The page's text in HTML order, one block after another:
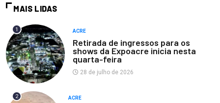
MAIS LIDAS
1 ACRE
Retirada de ingressos para os
shows da Expoacre inicia nesta
quarta-feira
28 de julho de 2026
2 ACRE